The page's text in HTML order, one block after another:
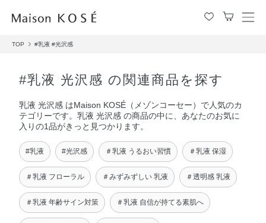
メ
TOP #乳液 #光沢感
#乳液 光沢感 の関連商品を探す
乳液 光沢感 はMaison KOSÉ（メゾンコーセー）で人気のカ
テゴリーです。乳液 光沢感 の商品の中に、あなたのお気に
入りの1品がきっと見つかります。
#乳液 #光沢感 ＃乳液 うるおい習慣 ＃乳液 保湿
＃乳液 フローラル ＃みずみずしい 乳液 ＃透明感 乳液
＃乳液 年齢サイン対策 ＃乳液 自信が持てる素肌へ